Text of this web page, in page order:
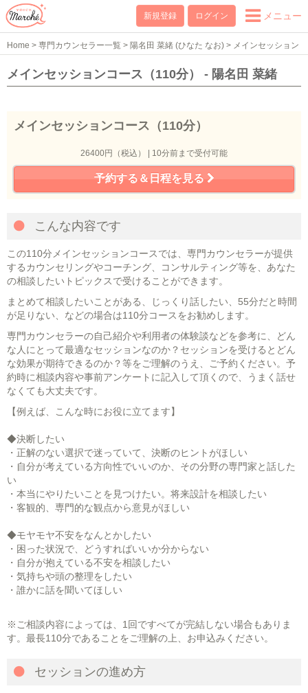
新規登録 ログイン メニュー
Home > 専門カウンセラー一覧 > 陽名田 菜緒 (ひなた なお) > メインセッション
コース（110分）
メインセッションコース（110分） - 陽名田 菜緒
メインセッションコース（110分）
26400円（税込） | 10分前まで受付可能
予約する＆日程を見る
こんな内容です
この110分メインセッションコースでは、専門カウンセラーが提供
するカウンセリングやコーチング、コンサルティング等を、あなた
の相談したいトピックスで受けることができます。
まとめて相談したいことがある、じっくり話したい、55分だと時間
が足りない、などの場合は110分コースをお勧めします。
専門カウンセラーの自己紹介や利用者の体験談などを参考に、どん
な人にとって最適なセッションなのか？セッションを受けるとどん
な効果が期待できるのか？等をご理解のうえ、ご予約ください。予
約時に相談内容や事前アンケートに記入して頂くので、うまく話せ
なくても大丈夫です。
【例えば、こんな時にお役に立てます】
◆決断したい
・正解のない選択で迷っていて、決断のヒントがほしい
・自分が考えている方向性でいいのか、その分野の専門家と話した
い
・本当にやりたいことを見つけたい。将来設計を相談したい
・客観的、専門的な観点から意見がほしい
◆モヤモヤ不安をなんとかしたい
・困った状況で、どうすればいいか分からない
・自分が抱えている不安を相談したい
・気持ちや頭の整理をしたい
・誰かに話を聞いてほしい
※ご相談内容によっては、1回ですべてが完結しない場合もありま
す。最長110分であることをご理解の上、お申込みください。
セッションの進め方